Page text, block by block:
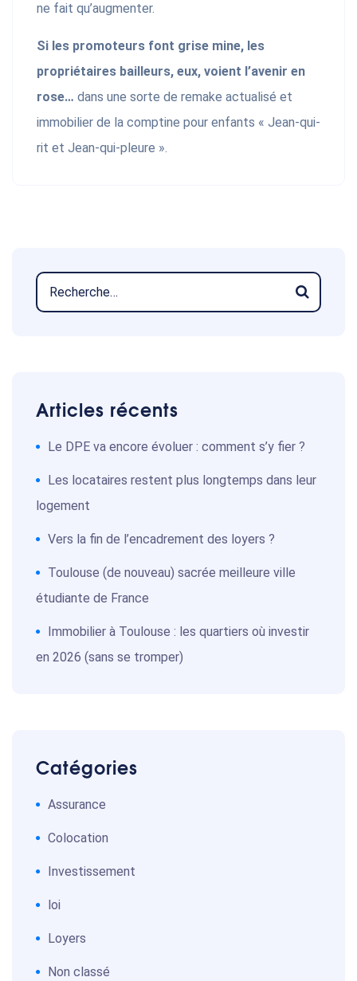
ne fait qu’augmenter.
Si les promoteurs font grise mine, les
propriétaires bailleurs, eux, voient l’avenir en
rose… dans une sorte de remake actualisé et
immobilier de la comptine pour enfants « Jean-qui-
rit et Jean-qui-pleure ».
Articles récents
Le DPE va encore évoluer : comment s’y fier ?
Les locataires restent plus longtemps dans leur
logement
Vers la fin de l’encadrement des loyers ?
Toulouse (de nouveau) sacrée meilleure ville
étudiante de France
Immobilier à Toulouse : les quartiers où investir
en 2026 (sans se tromper)
Catégories
Assurance
Colocation
Investissement
loi
Loyers
Non classé